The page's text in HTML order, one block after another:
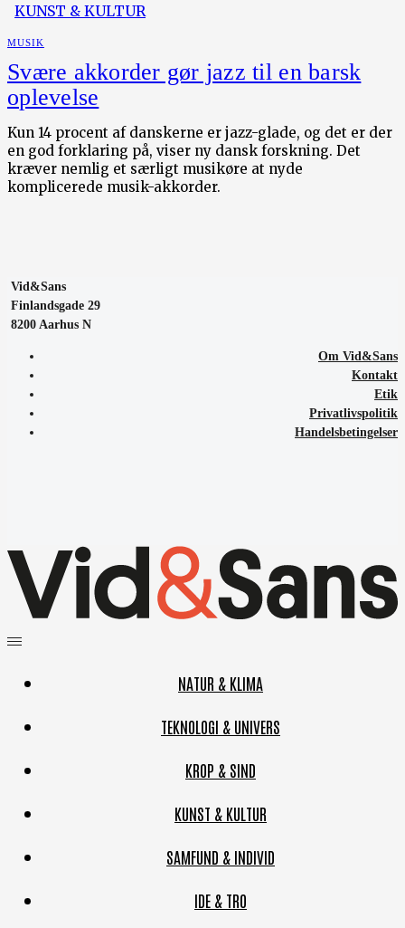
KUNST & KULTUR
MUSIK
Svære akkorder gør jazz til en barsk
oplevelse
Kun 14 procent af danskerne er jazz-glade, og det er der
en god forklaring på, viser ny dansk forskning. Det
kræver nemlig et særligt musikøre at nyde
komplicerede musik-akkorder.
Vid&Sans
Finlandsgade 29
8200 Aarhus N
Om Vid&Sans
Kontakt
Etik
Privatlivspolitik
Handelsbetingelser
NATUR & KLIMA
TEKNOLOGI & UNIVERS
KROP & SIND
KUNST & KULTUR
SAMFUND & INDIVID
IDE & TRO